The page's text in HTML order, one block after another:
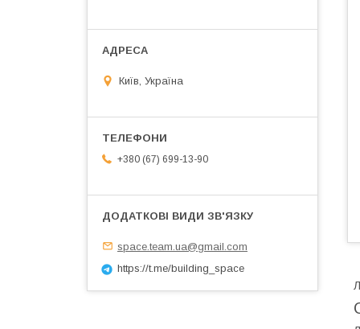
Київ, Україна
+380 (67) 699-13-90
space.team.ua@gmail.com
https://t.me/building_space